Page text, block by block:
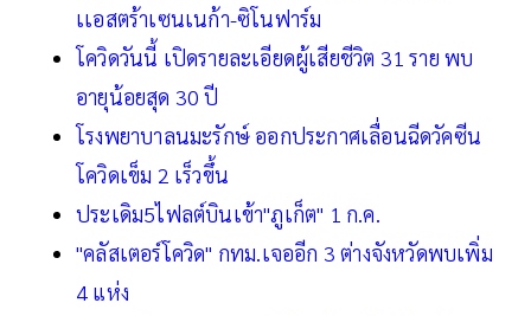
เเอสตร้าเซนเนก้า-ซิโนฟาร์ม
โควิดวันนี้ เปิดรายละเอียดผู้เสียชีวิต 31 ราย พบ
อายุน้อยสุด 30 ปี
โรงพยาบาลนมะรักษ์ ออกประกาศเลื่อนฉีดวัคซีน
โควิดเข็ม 2 เร็วขึ้น
ประเดิม5ไฟลต์บินเข้า"ภูเก็ต" 1 ก.ค.
"คลัสเตอร์โควิด" กทม.เจออีก 3 ต่างจังหวัดพบเพิ่ม
4 แห่ง